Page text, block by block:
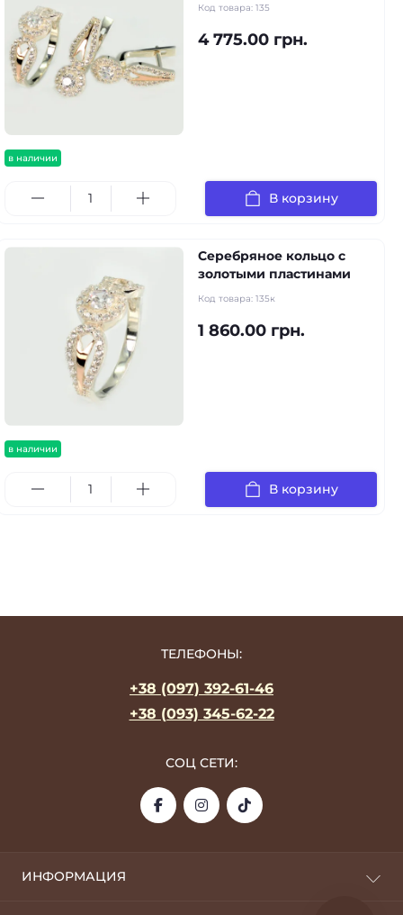
в наличии
Код товара: 135
4 775.00 грн.
В корзину
в наличии
Серебряное кольцо с
золотыми пластинами
Код товара: 135к
1 860.00 грн.
В корзину
ТЕЛЕФОНЫ:
+38 (097) 392-61-46
+38 (093) 345-62-22
СОЦ СЕТИ:
ИНФОРМАЦИЯ